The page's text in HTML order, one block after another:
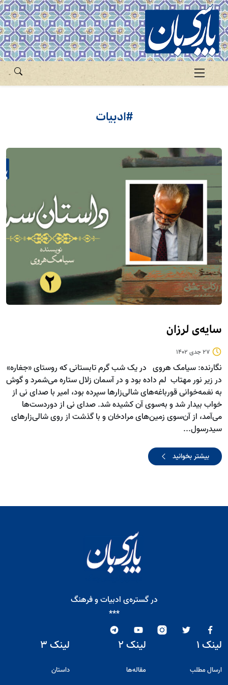
#ادبیات
سایه‌ی‌ لرزان
27 جدی 1402
نگارنده: سیامک هروی در یک شب گرم تابستانی که روستای «جغاره»
در زیر نور مهتاب لم داده بود و در آسمان زلال ستاره می‌شمرد و گوش
به نغمه‌خوانی قورباغه‌های شالی‌زارها سپرده بود، امیر با صدای نی از
خواب بیدار شد و به‌سوی آن کشیده شد. صدای نی از دوردست‌ها
می‌آمد، از آن‌سوی زمین‌های مرادخان و با گذشت از روی شالی‌زارهای
سیدرسول...
بیشتر بخوانید
در گستره‌ی ادبیات و فرهنگ
***
لینک ۱
ارسال مطلب
لینک ۲
مقاله‌ها
لینک ۳
داستان